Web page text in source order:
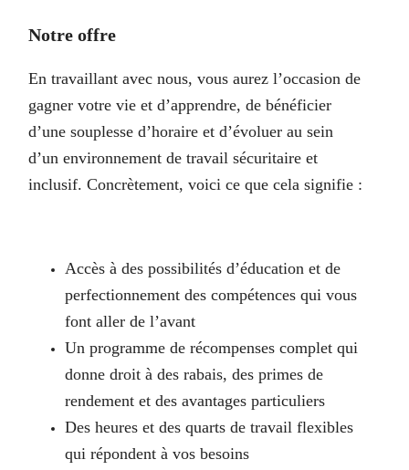
Notre offre
En travaillant avec nous, vous aurez l’occasion de
gagner votre vie et d’apprendre, de bénéficier
d’une souplesse d’horaire et d’évoluer au sein
d’un environnement de travail sécuritaire et
inclusif. Concrètement, voici ce que cela signifie :
Accès à des possibilités d’éducation et de
perfectionnement des compétences qui vous
font aller de l’avant
Un programme de récompenses complet qui
donne droit à des rabais, des primes de
rendement et des avantages particuliers
Des heures et des quarts de travail flexibles
qui répondent à vos besoins